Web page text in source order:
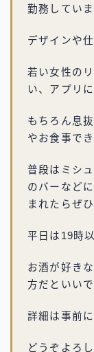
勤務していま
デザインや
若い女性の
い、アプリ
もちろん息
やお食事で
普段はミシ
のバーなど
まれたらぜ
平日は19時
お酒が好き
方だといいで
詳細は事前
どうぞよろ